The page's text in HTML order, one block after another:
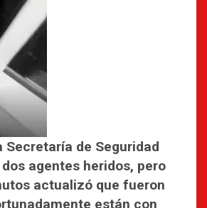
Secretaría de Seguridad
agentes heridos, pero
actualizó que fueron
están con